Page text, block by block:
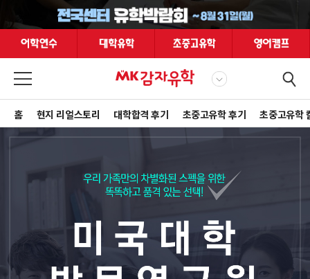
홈 현지 리얼스토리 대학합격 후기 초중고유학 후기 초중고유학